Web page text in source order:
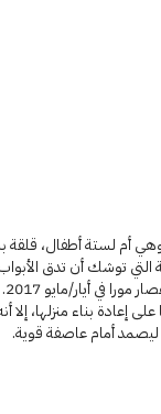
أم لستة أطفال، قلقة
التي توشك أن تدق
إعادة بناء منزلها، إلا
ليصمد أمام عاصفة قوية.